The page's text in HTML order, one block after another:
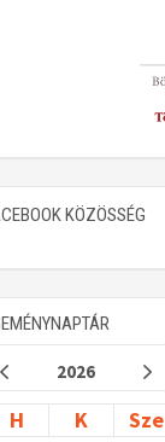
KÖZÖSSÉG
2026
H K Sze